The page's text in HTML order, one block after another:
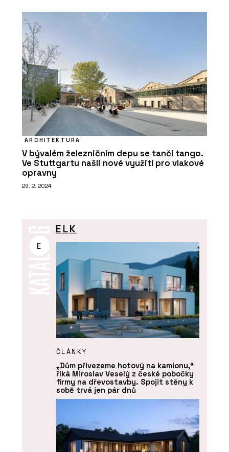
ARCHITEKTURA
V bývalém železničním depu se tančí tango.
Ve Stuttgartu našli nové využití pro vlakové
opravny
29. 2. 2024
E
ELK
ČLÁNKY
„Dům přivezeme hotový na kamionu,“
říká Miroslav Veselý z české pobočky
firmy na dřevostavby. Spojit stěny k
sobě trvá jen pár dnů